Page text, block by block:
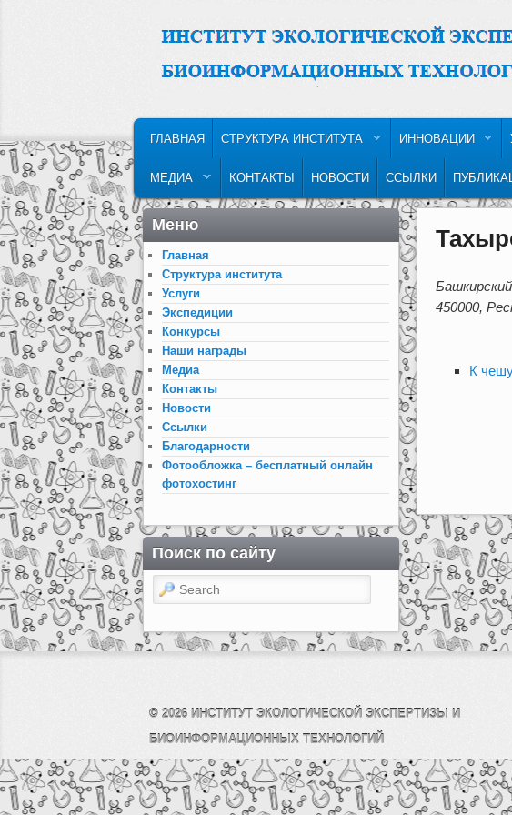
SKIP TO PRIMARY CONTENT
SKIP TO SECONDARY CONTENT
ГЛАВНАЯ СТРУКТУРА ИНСТИТУТА ИННОВАЦИИ
МЕДИА КОНТАКТЫ НОВОСТИ ССЫЛКИ
450000,
К
Меню
Главная
Структура института
Услуги
Экспедиции
Конкурсы
Наши награды
Медиа
Контакты
Новости
Ссылки
Благодарности
Фотообложка – бесплатный онлайн
фотохостинг
Поиск по сайту
Search
© 2026 ИНСТИТУТ ЭКОЛОГИЧЕСКОЙ ЭКСПЕРТИЗЫ И
БИОИНФОРМАЦИОННЫХ ТЕХНОЛОГИЙ